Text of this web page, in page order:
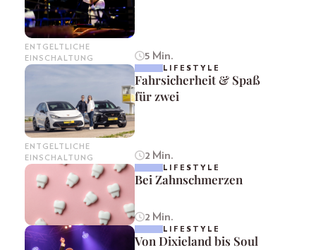
ENTGELTLICHE
EINSCHALTUNG
5 Min.
ENTGELTLICHE
EINSCHALTUNG
LIFESTYLE
Fahrsicherheit & Spaß
für zwei
2 Min.
LIFESTYLE
Bei Zahnschmerzen
2 Min.
LIFESTYLE
Von Dixieland bis Soul